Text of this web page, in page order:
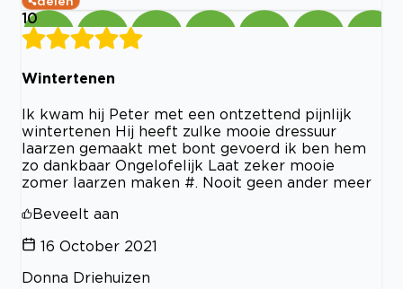
10
Wintertenen
Ik kwam hij Peter met een ontzettend pijnlijk
wintertenen Hij heeft zulke mooie dressuur
laarzen gemaakt met bont gevoerd ik ben hem
zo dankbaar Ongelofelijk Laat zeker mooie
zomer laarzen maken #. Nooit geen ander meer
Beveelt aan
16 October 2021
Donna Driehuizen